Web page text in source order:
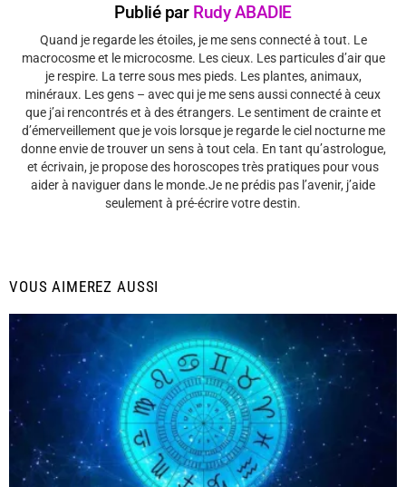
Publié par Rudy ABADIE
Quand je regarde les étoiles, je me sens connecté à tout. Le
macrocosme et le microcosme. Les cieux. Les particules d’air que
je respire. La terre sous mes pieds. Les plantes, animaux,
minéraux. Les gens – avec qui je me sens aussi connecté à ceux
que j’ai rencontrés et à des étrangers. Le sentiment de crainte et
d’émerveillement que je vois lorsque je regarde le ciel nocturne me
donne envie de trouver un sens à tout cela. En tant qu’astrologue,
et écrivain, je propose des horoscopes très pratiques pour vous
aider à naviguer dans le monde.Je ne prédis pas l’avenir, j’aide
seulement à pré-écrire votre destin.
VOUS AIMEREZ AUSSI